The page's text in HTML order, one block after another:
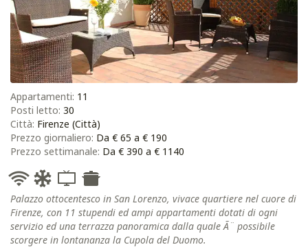
Appartamenti: 11
Posti letto: 30
Città: Firenze (Città)
Prezzo giornaliero: Da € 65 a € 190
Prezzo settimanale: Da € 390 a € 1140
Palazzo ottocentesco in San Lorenzo, vivace quartiere nel cuore di
Firenze, con 11 stupendi ed ampi appartamenti dotati di ogni
servizio ed una terrazza panoramica dalla quale Ã¨ possibile
scorgere in lontananza la Cupola del Duomo.